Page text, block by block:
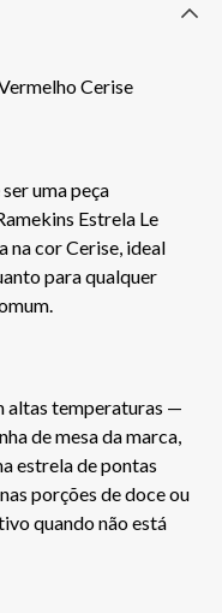
Cerise
uma peça
Estrela Le
na cor Cerise, ideal
para qualquer
altas temperaturas —
de mesa da marca,
estrela de pontas
porções de doce ou
quando não está